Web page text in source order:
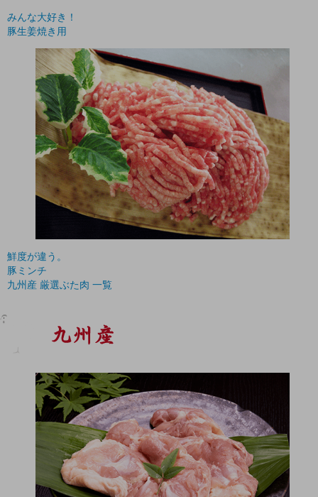
みんな大好き！
豚生姜焼き用
鮮度が違う。
豚ミンチ
九州産 厳選ぶた肉 一覧